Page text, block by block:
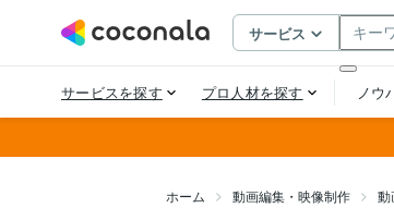
ホーム 動画編集・映像制作 動